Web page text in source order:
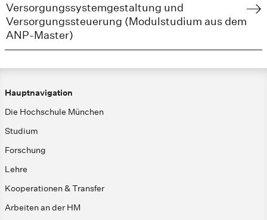
Versorgungssystemgestaltung und
Versorgungssteuerung (Modulstudium aus dem
ANP-Master)
Hauptnavigation
Die Hochschule München
Studium
Forschung
Lehre
Kooperationen & Transfer
Arbeiten an der HM